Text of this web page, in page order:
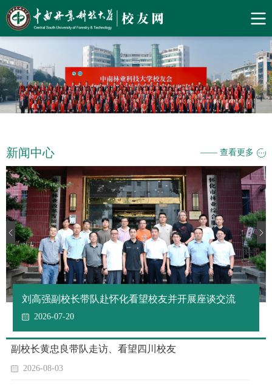
新闻中心 —— 查看更多
刘高强副校长带队赴怀化看望校友并开展座谈交流
2026-07-20
副校长黄忠良带队走访、看望四川校友
2026-08-03